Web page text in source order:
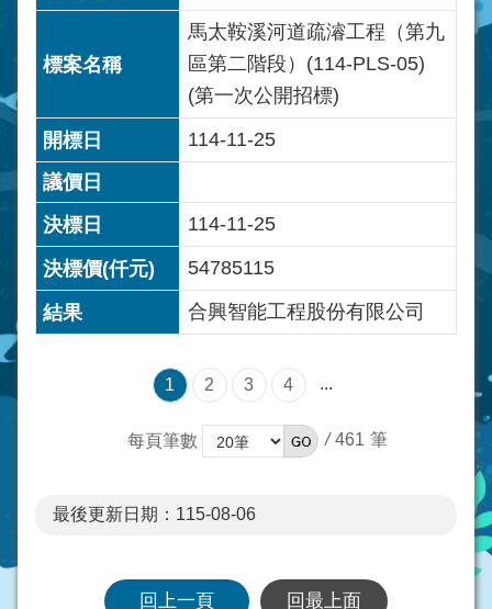
馬太鞍溪河道疏濬工程（第九
區第二階段）(114-PLS-05)
(第一次公開招標)
114-11-25
114-11-25
54785115
合興智能工程股份有限公司
1 2 3 4 ...
每頁筆數 / 461
最後更新日期：115-08-06
回上一頁 回最上面